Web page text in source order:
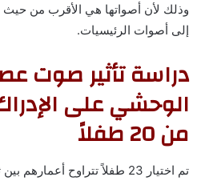
وذلك لأن أصواتها هي الأقرب من حيث
إلى أصوات الرئيسيات.
دراسة تأثير صوت
الوحشي على
من 20 طفلاً
تم اختيار 23 طفلاً تتراوح